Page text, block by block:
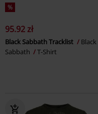
%
95.92 zł
Black Sabbath Tracklist
Black
Sabbath
T-Shirt